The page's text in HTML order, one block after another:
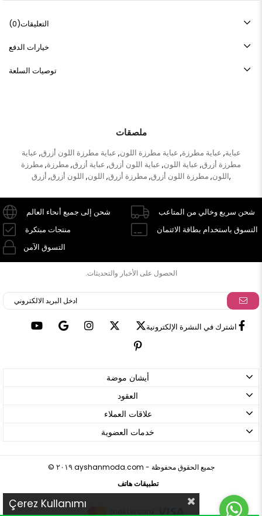
التعليقات(0)
خيارات الدفع
توصيات السلعة
ملصقات
عباية, عباية مطرزة, عباية مطرزة اللون, عباية مطرزة اللون أزرق, عباية
مطرزة أزرق, عباية اللون, عباية اللون أزرق, عباية أزرق, مطرزة, مطرزة
اللون, مطرزة اللون أزرق, مطرزة أزرق, اللون, اللون أزرق, أزرق ,
شحن إلى جميع أنحاء العالم
شحن سريع وخالي من المتاعب
منتجات مبتكرة
التسوق باستخدام بطاقة الائتمان
التسوق الآمن
الحصول على الأخبار والتحديثات.
اشترك في النشرة الإلكترونية
أيشان موضة
العقود
علاقات العملاء
خدمات العضوية
© ٢٠١٩
ayshanmoda.com - جميع الحقوق محفوظة
تطبيقات هاتف
Çerez Kullanımı